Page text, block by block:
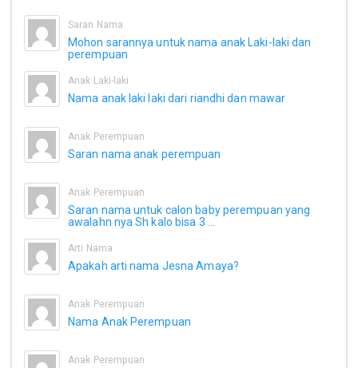
Saran Nama
Mohon sarannya untuk nama anak Laki-laki dan
perempuan
Anak Laki-laki
Nama anak laki laki dari riandhi dan mawar
Anak Perempuan
Saran nama anak perempuan
Anak Perempuan
Saran nama untuk calon baby perempuan yang
awalahn nya Sh kalo bisa 3 ...
Arti Nama
Apakah arti nama Jesna Amaya?
Anak Perempuan
Nama Anak Perempuan
Anak Perempuan